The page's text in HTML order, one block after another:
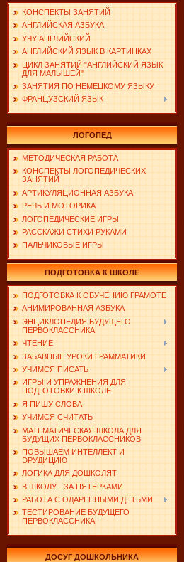
КОНСПЕКТЫ ЗАНЯТИЙ
АНГЛИЙСКАЯ АЗБУКА
УЧУ АНГЛИЙСКИЙ
АНГЛИЙСКИЙ ЯЗЫК В КАРТИНКАХ
ЦИКЛ ЗАНЯТИЙ "АНГЛИЙСКИЙ ЯЗЫК
ДЛЯ МАЛЫШЕЙ"
ЗАНЯТИЯ ПО НЕМЕЦКОМУ ЯЗЫКУ
ФРАНЦУЗСКИЙ ЯЗЫК
ЛОГОПЕД
МЕТОДИЧЕСКАЯ РАБОТА
КОНСПЕКТЫ ЛОГОПЕДИЧЕСКИХ
ЗАНЯТИЙ
АРТИКУЛЯЦИОННАЯ АЗБУКА
РЕЧЬ И МОТОРИКА
ЛОГОПЕДИЧЕСКИЕ ИГРЫ
РАССКАЖИ СТИХИ РУКАМИ
ПАЛЬЧИКОВЫЕ ИГРЫ
ПОДГОТОВКА К ШКОЛЕ
ПОДГОТОВКА К ОБУЧЕНИЮ ГРАМОТЕ
АНИМИРОВАННАЯ АЗБУКА
ЭНЦИКЛОПЕДИЯ БУДУЩЕГО
ПЕРВОКЛАССНИКА
ЧТЕНИЕ
ЗАБАВНЫЕ УРОКИ ГРАММАТИКИ
УЧИМСЯ ПИСАТЬ
ИГРЫ И УПРАЖНЕНИЯ ДЛЯ
ПОДГОТОВКИ К ШКОЛЕ
Я ПИШУ СЛОВА
УЧИМСЯ СЧИТАТЬ
МАТЕМАТИЧЕСКАЯ ШКОЛА ДЛЯ
БУДУЩИХ ПЕРВОКЛАССНИКОВ
ПОВЫШАЕМ ИНТЕЛЛЕКТ И
ЭРУДИЦИЮ
ЛОГИКА ДЛЯ ДОШКОЛЯТ
В ШКОЛУ - ЗА ПЯТЕРКАМИ
РАБОТА С ОДАРЕННЫМИ ДЕТЬМИ
ТЕСТИРОВАНИЕ БУДУЩЕГО
ПЕРВОКЛАССНИКА
ДОСУГ ДОШКОЛЬНИКА